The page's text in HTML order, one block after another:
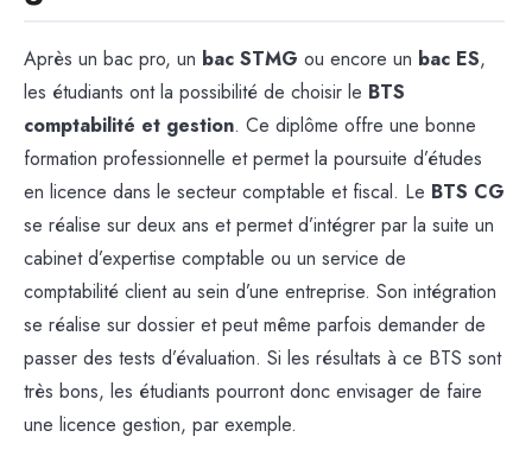
Après un bac pro, un bac STMG ou encore un bac ES,
les étudiants ont la possibilité de choisir le BTS
comptabilité et gestion. Ce diplôme offre une bonne
formation professionnelle et permet la poursuite d’études
en licence dans le secteur comptable et fiscal. Le BTS CG
se réalise sur deux ans et permet d’intégrer par la suite un
cabinet d’expertise comptable ou un service de
comptabilité client au sein d’une entreprise. Son intégration
se réalise sur dossier et peut même parfois demander de
passer des tests d’évaluation. Si les résultats à ce BTS sont
très bons, les étudiants pourront donc envisager de faire
une licence gestion, par exemple.